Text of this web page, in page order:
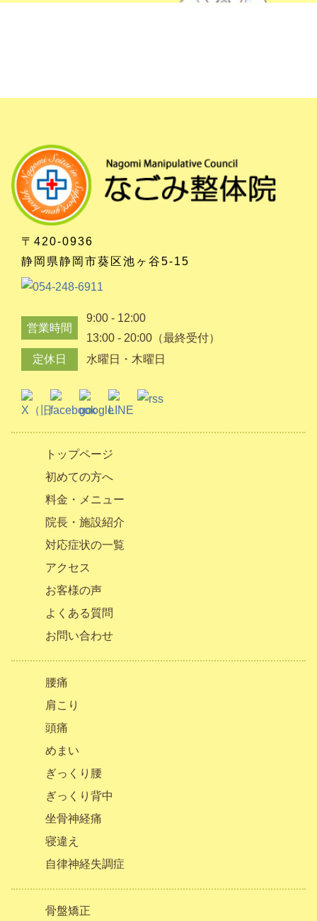
〒420-0936
静岡県静岡市葵区池ヶ谷5-15
営業時間
9:00 - 12:00
13:00 - 20:00（最終受付）
定休日
水曜日・木曜日
トップページ
初めての方へ
料金・メニュー
院長・施設紹介
対応症状の一覧
アクセス
お客様の声
よくある質問
お問い合わせ
腰痛
肩こり
頭痛
めまい
ぎっくり腰
ぎっくり背中
坐骨神経痛
寝違え
自律神経失調症
骨盤矯正